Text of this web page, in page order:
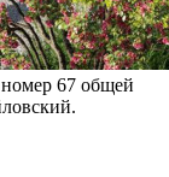
67 общей